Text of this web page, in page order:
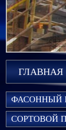
ГЛАВНАЯ
ФАСОННЫЙ
СОРТОВОЙ